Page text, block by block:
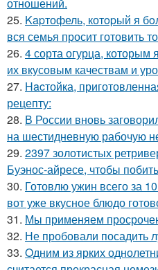
25. Kapтофель, котopый я
вся семья просит готовить
26. 4 сорта огурца, которым
их вкусовым качествам и
27. Hacтойка,
рецепту:
28. В России вновь
на шестидневную рабочую
29. 2397 золотистых
Буэнос-айресе, чтобы
30. Готовлю ужин всего за
вот уже вкусное блюдо
31. Мы применяем
32. Не пробовали посадить
33. Oдним из ярких